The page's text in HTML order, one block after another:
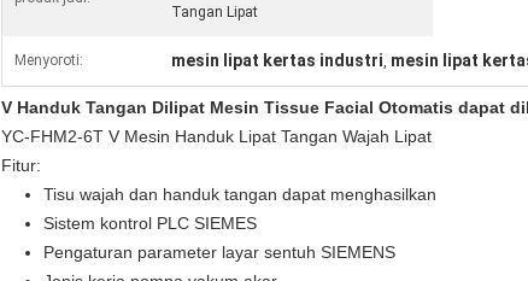
Tangan Lipat
Menyoroti: mesin lipat kertas industri, mesin lipat
V Handuk Tangan Dilipat Mesin Tissue Facial Otomatis dapat
YC-FHM2-6T V Mesin Handuk Lipat Tangan Wajah Lipat
Fitur:
Tisu wajah dan handuk tangan dapat menghasilkan
Sistem kontrol PLC SIEMES
Pengaturan parameter layar sentuh SIEMENS